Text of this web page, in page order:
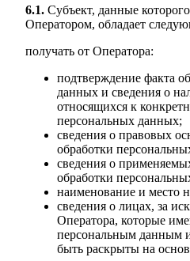
6.1. Субъект, данные
Оператором, обладает
получать от Оператора:
подтверждение факта
данных и сведения о
относящихся к
персональных данных;
сведения о правовых
обработки
сведения о
обработки
наименование и место
сведения о лицах, за
Оператора, которые
персональным данным
быть раскрыты на